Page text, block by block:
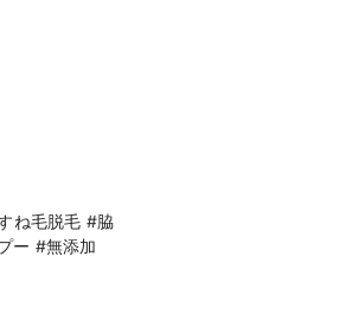
ね毛脱毛 #脇
ー #無添加